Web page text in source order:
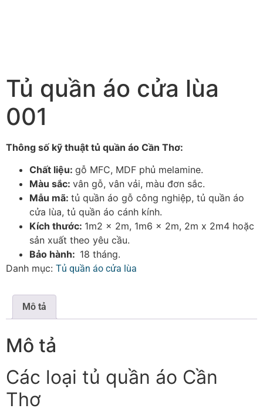
Tủ quần áo cửa lùa
001
Thông số kỹ thuật tủ quần áo Cần Thơ:
Chất liệu: gỗ MFC, MDF phủ melamine.
Màu sắc: vân gỗ, vân vải, màu đơn sắc.
Mẫu mã: tủ quần áo gỗ công nghiệp, tủ quần áo
cửa lùa, tủ quần áo cánh kính.
Kích thước: 1m2 x 2m, 1m6 x 2m, 2m x 2m4 hoặc
sản xuất theo yêu cầu.
Bảo hành: 18 tháng.
Danh mục: Tủ quần áo cửa lùa
Mô tả
Mô tả
Các loại tủ quần áo Cần
Thơ